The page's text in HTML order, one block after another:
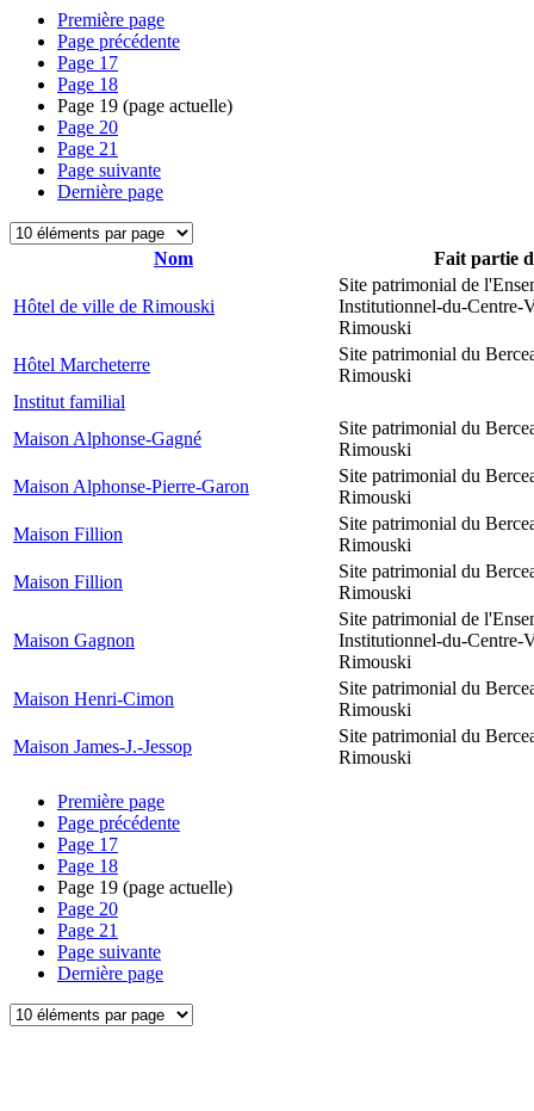
Première page
Page précédente
Page 17
Page 18
Page 19 (page actuelle)
Page 20
Page 21
Page suivante
Dernière page
Nom Fait partie
Hôtel de ville de Rimouski
Site patrimonial de
Institutionnel-du-Centre-
Rimouski
Hôtel Marcheterre
Site patrimonial du
Rimouski
Institut familial
Maison Alphonse-Gagné
Site patrimonial du
Rimouski
Maison Alphonse-Pierre-Garon
Site patrimonial du
Rimouski
Maison Fillion
Site patrimonial du
Rimouski
Maison Fillion
Site patrimonial du
Rimouski
Maison Gagnon
Site patrimonial de
Institutionnel-du-Centre-
Rimouski
Maison Henri-Cimon
Site patrimonial du
Rimouski
Maison James-J.-Jessop
Site patrimonial du
Rimouski
Première page
Page précédente
Page 17
Page 18
Page 19 (page actuelle)
Page 20
Page 21
Page suivante
Dernière page